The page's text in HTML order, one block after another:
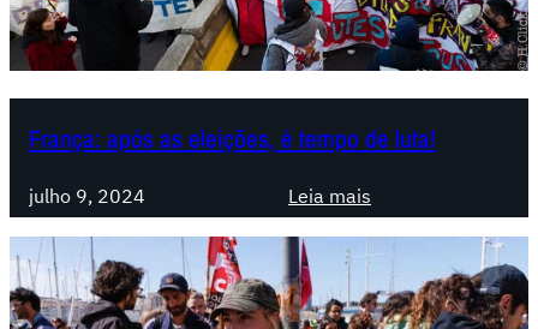
z
P
e
r
e
a
s
França: após as eleições, é tempo de luta!
julho 9, 2024 Leia mais
F
n